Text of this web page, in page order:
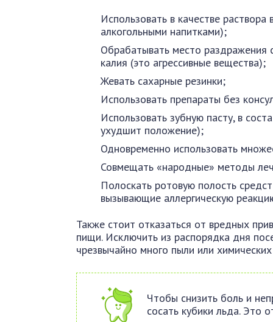
Использовать в качестве
алкогольными напитками);
Обрабатывать место раздражения
калия (это агрессивные вещества);
Жевать сахарные резинки;
Использовать препараты без
Использовать зубную пасту, в
ухудшит положение);
Одновременно использовать
Совмещать «народные» методы
Полоскать ротовую полость
вызывающие аллергическую
Также стоит отказаться от вредных
пищи. Исключить из распорядка дня
чрезвычайно много пыли или
Чтобы снизить боль и
сосать кубики льда. Это